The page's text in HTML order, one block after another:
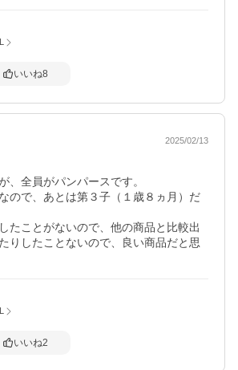
入したいと思います。
いいね8
2025/02/13
、全員がパンパースです。
ので、あとは第３子（１歳８ヵ月）だ
たことがないので、他の商品と比較出
りしたことないので、良い商品だと思
いいね2